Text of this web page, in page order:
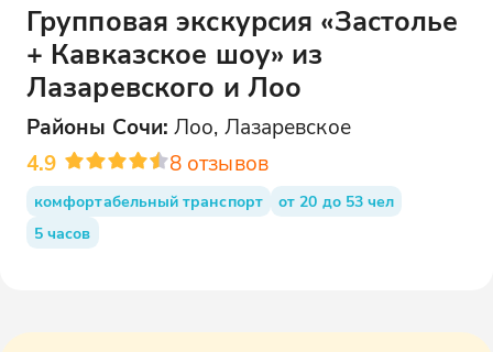
Групповая экскурсия «Застолье
+ Кавказское шоу» из
Лазаревского и Лоо
Районы Сочи: Лоо, Лазаревское
4.9
8 отзывов
комфортабельный транспорт
от 20 до 53 чел
5 часов